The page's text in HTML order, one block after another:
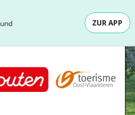
ZUR APP